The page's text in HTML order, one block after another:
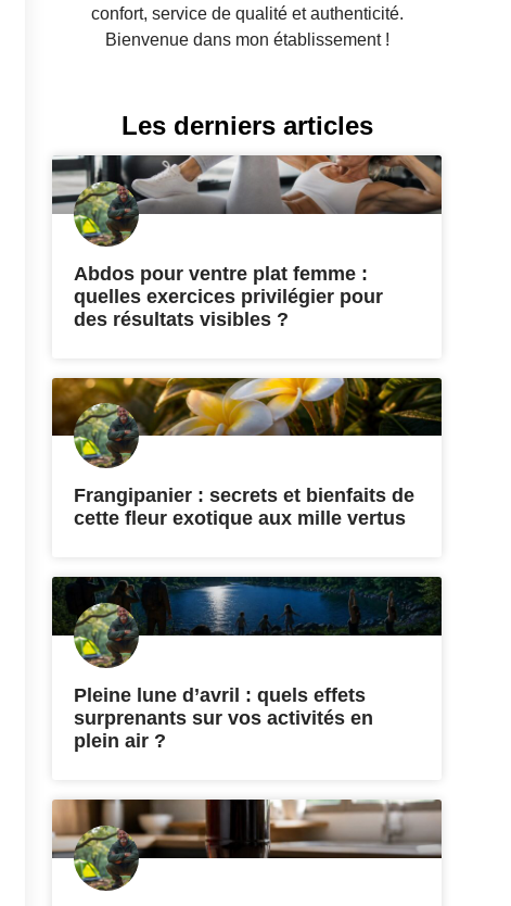
confort, service de qualité et authenticité.
Bienvenue dans mon établissement !
Les derniers articles
Abdos pour ventre plat femme :
quelles exercices privilégier pour
des résultats visibles ?
Frangipanier : secrets et bienfaits de
cette fleur exotique aux mille vertus
Pleine lune d’avril : quels effets
surprenants sur vos activités en
plein air ?